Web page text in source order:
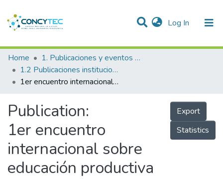
Log In (current)
Communities & Collections
Research Outputs
People
Statistics
Home
1. Publicaciones y eventos institucionales
1.2 Publicaciones institucionales
1er encuentro internacional sobre educación productiva
Publication:
1er encuentro
internacional sobre
educación productiva
Export
Statistics